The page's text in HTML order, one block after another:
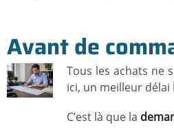
Avant de
Tous les achats ne
ici, un meilleur
C’est là que la